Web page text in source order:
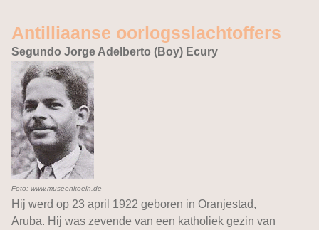
Antilliaanse oorlogsslachtoffers
Segundo Jorge Adelberto (Boy) Ecury
Foto: www.museenkoeln.de
Hij werd op 23 april 1922 geboren in Oranjestad,
Aruba. Hij was zevende van een katholiek gezin van